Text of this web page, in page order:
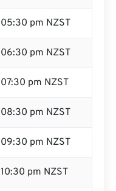
05:30 pm NZST
06:30 pm NZST
07:30 pm NZST
08:30 pm NZST
09:30 pm NZST
10:30 pm NZST